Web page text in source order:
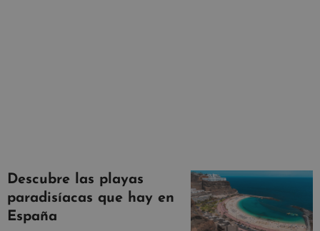
Descubre las playas
paradisíacas que hay en
España